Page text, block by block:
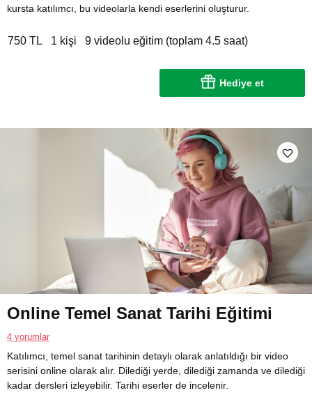
kursta katılımcı, bu videolarla kendi eserlerini oluşturur.
750 TL 1 kişi 9 videolu eğitim (toplam 4.5 saat)
Hediye et
Online Temel Sanat Tarihi Eğitimi
4 yorumlar
Katılımcı, temel sanat tarihinin detaylı olarak anlatıldığı bir video
serisini online olarak alır. Dilediği yerde, dilediği zamanda ve dilediği
kadar dersleri izleyebilir. Tarihi eserler de incelenir.